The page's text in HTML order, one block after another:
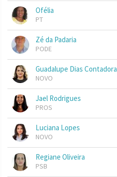
Ofélia
PT
Zé da Padaria
PODE
Guadalupe Dias Contadora
NOVO
Jael Rodrigues
PROS
Luciana Lopes
NOVO
Regiane Oliveira
PSB